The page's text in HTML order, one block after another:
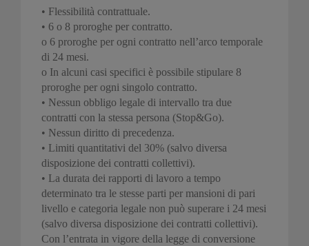
• Flessibilità contrattuale.
• 6 o 8 proroghe per contratto.
o 6 proroghe per ogni contratto nell’arco temporale
di 24 mesi.
o In alcuni casi specifici è possibile stipulare 8
proroghe per ogni singolo contratto.
• Nessun obbligo legale di intervallo tra due
contratti con la stessa persona (Stop&Go).
• Nessun diritto di precedenza.
• Limiti quantitativi del 30% (salvo diversa
disposizione dei contratti collettivi).
• La durata dei rapporti di lavoro a tempo
determinato tra le stesse parti per mansioni di pari
livello e categoria legale non può superare i 24 mesi
(salvo diversa disposizione dei contratti collettivi).
Con l’entrata in vigore della legge di conversione